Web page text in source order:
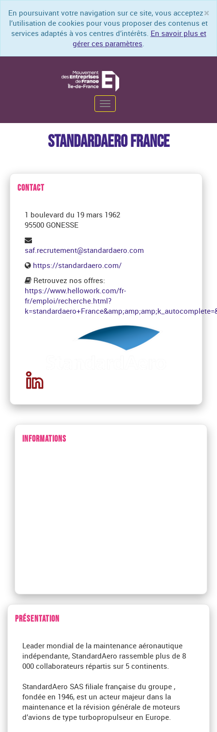
×
En poursuivant votre navigation sur ce site, vous acceptez
l’utilisation de cookies pour vous proposer des contenus et
services adaptés à vos centres d’intérêts. En savoir plus et
gérer ces paramètres.
Toggle
navigation
STANDARDAERO FRANCE
CONTACT
1 boulevard du 19 mars 1962
95500 GONESSE
saf.recrutement@standardaero.com
https://standardaero.com/
Retrouvez nos offres:
https://www.hellowork.com/fr-
fr/emploi/recherche.html?
INFORMATIONS
PRÉSENTATION
Leader mondial de la maintenance aéronautique
indépendante, StandardAero rassemble plus de 8
000 collaborateurs répartis sur 5 continents.
StandardAero SAS filiale française du groupe ,
fondée en 1946, est un acteur majeur dans la
maintenance et la révision générale de moteurs
d’avions de type turbopropulseur en Europe.